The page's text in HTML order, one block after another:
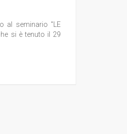
al seminario " LE
che si è tenuto il 29